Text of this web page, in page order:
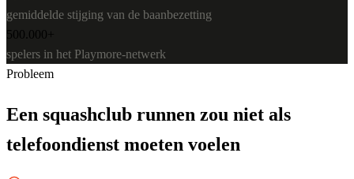
gemiddelde stijging van de baanbezetting
500.000+
spelers in het Playmore-netwerk
Probleem
Een squashclub runnen zou niet als
telefoondienst moeten voelen